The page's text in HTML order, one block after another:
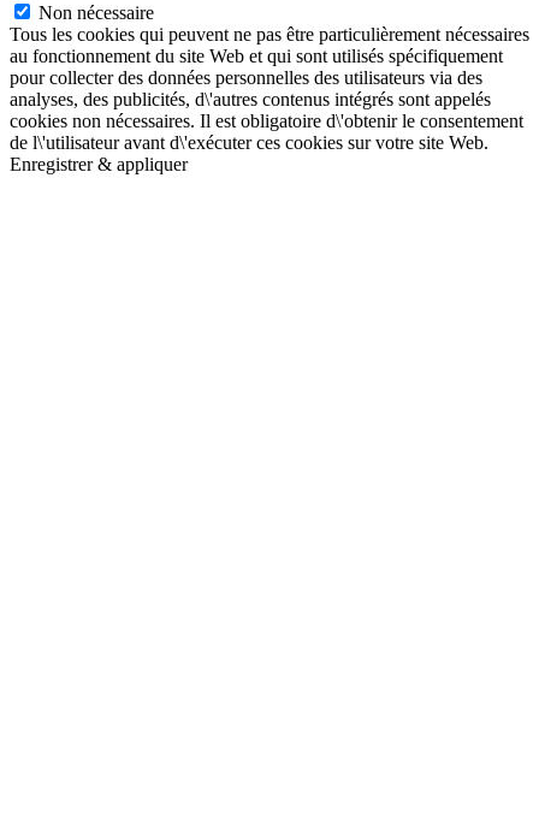
Non nécessaire
Tous les cookies qui peuvent ne pas être particulièrement nécessaires
au fonctionnement du site Web et qui sont utilisés spécifiquement
pour collecter des données personnelles des utilisateurs via des
analyses, des publicités, d\'autres contenus intégrés sont appelés
cookies non nécessaires. Il est obligatoire d\'obtenir le consentement
de l\'utilisateur avant d\'exécuter ces cookies sur votre site Web.
Enregistrer & appliquer